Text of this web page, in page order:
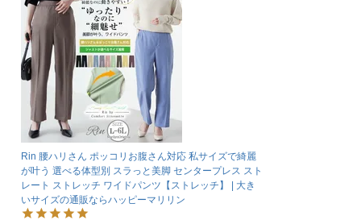
Rin 腰ハリさん ポッコリお腹さん対応 私サイズで綺麗
が叶う 選べる体型別 スラっと美脚 センタープレス スト
レート ストレッチ ワイドパンツ【ストレッチ】 | 大き
いサイズの通販ならハッピーマリリン